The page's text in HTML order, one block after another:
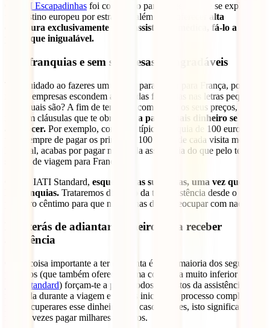
IATI Escapadinhas foi concebido para viagens onde se explore
um destino europeu por estrada e, além de te oferecer
alta
cobertura exclusivamente para assistência médica, fá-lo a um
preço que inigualável.
Sem franquias e sem surpresas desagradáveis
Tem cuidado ao fazeres um seguro para viajar para França, porque
muitas empresas escondem as temidas franquias nas letras pequenas.
Sabe quais são? A fim de tentarem compensar os seus preços,
incluem cláusulas que te obrigarão a pagar mais dinheiro se algo
acontecer. Por exemplo, com uma típica franquia de 100 euros,
terás sempre de pagar os primeiros 100 euros de cada visita médica.
No final, acabas por pagar mais pela assistência do que pelo teu
seguro de viagem para França.
Com o IATI Standard, esquece estas surpresas, uma vez que não
há franquias. Trataremos do custo da tua assistência desde o
primeiro cêntimo para que não tenhas de te preocupar com nada.
Não terás de adiantar dinheiro para receber
assistência
Outra coisa importante a ter em conta é que a maioria dos seguros
privados (que também oferecem uma cobertura muito inferior à do
IATI Standard) forçam-te a pagar todos os custos da assistência
recebida durante a viagem e depois iniciar um processo complicado
para recuperares esse dinheiro. Em casos graves, isto significa
muitas vezes pagar milhares de euros.